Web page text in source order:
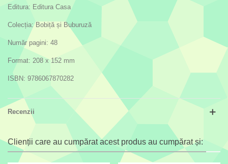
Editura: Editura Casa
Colecția: Bobiță și Buburuză
Număr pagini: 48
Format: 208 x 152 mm
ISBN: 9786067870282
Recenzii
Clienții care au cumpărat acest produs au cumpărat și: